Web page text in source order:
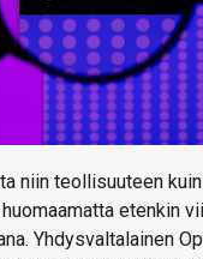
niin teollisuuteen
etenkin
Yhdysvaltalainen